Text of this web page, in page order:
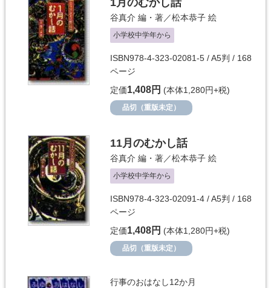
1月のむかし話
谷真介 編・著／松本恭子 絵
小学校中学年から
ISBN978-4-323-02081-5 / A5判 / 168
ページ
定価1,408円 (本体1,280円+税)
品切（重版未定）
11月のむかし話
谷真介 編・著／松本恭子 絵
小学校中学年から
ISBN978-4-323-02091-4 / A5判 / 168
ページ
定価1,408円 (本体1,280円+税)
品切（重版未定）
行事のおはなし12か月